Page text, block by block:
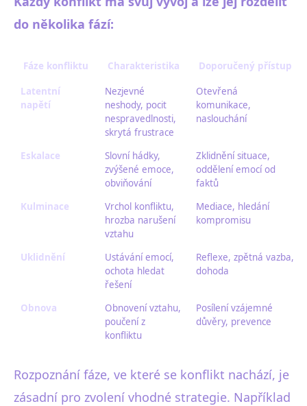
do několika fází:
Fáze konfliktu Charakteristika Doporučený přístup
Latentní
napětí
Nezjevné
neshody, pocit
nespravedlnosti,
skrytá frustrace
Otevřená
komunikace,
naslouchání
Eskalace
Slovní hádky,
zvýšené emoce,
obviňování
Zklidnění situace,
oddělení emocí od
faktů
Kulminace
Vrchol konfliktu,
hrozba narušení
vztahu
Mediace, hledání
kompromisu
Uklidnění
Ustávání emocí,
ochota hledat
řešení
Reflexe, zpětná vazba,
dohoda
Obnova
Obnovení vztahu,
poučení z
konfliktu
Posílení vzájemné
důvěry, prevence
Rozpoznání fáze, ve které se konflikt nachází, je
zásadní pro zvolení vhodné strategie. Například